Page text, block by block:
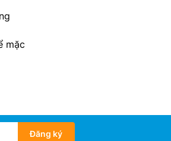
mặc
Đăng ký